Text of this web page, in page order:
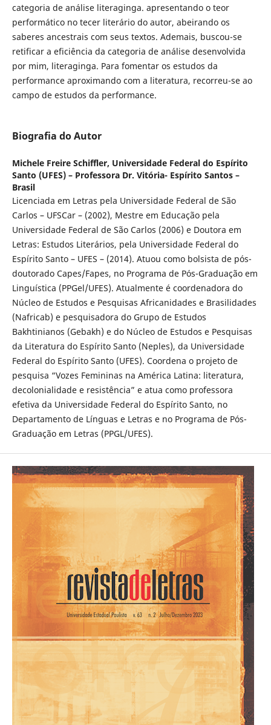
categoria de análise literaginga. apresentando o teor
performático no tecer literário do autor, abeirando os
saberes ancestrais com seus textos. Ademais, buscou-se
retificar a eficiência da categoria de análise desenvolvida
por mim, literaginga. Para fomentar os estudos da
performance aproximando com a literatura, recorreu-se ao
campo de estudos da performance.
Biografia do Autor
Michele Freire Schiffler, Universidade Federal do Espírito
Santo (UFES) – Professora Dr. Vitória- Espírito Santos –
Brasil
Licenciada em Letras pela Universidade Federal de São
Carlos – UFSCar – (2002), Mestre em Educação pela
Universidade Federal de São Carlos (2006) e Doutora em
Letras: Estudos Literários, pela Universidade Federal do
Espírito Santo – UFES – (2014). Atuou como bolsista de pós-
doutorado Capes/Fapes, no Programa de Pós-Graduação em
Linguística (PPGel/UFES). Atualmente é coordenadora do
Núcleo de Estudos e Pesquisas Africanidades e Brasilidades
(Nafricab) e pesquisadora do Grupo de Estudos
Bakhtinianos (Gebakh) e do Núcleo de Estudos e Pesquisas
da Literatura do Espírito Santo (Neples), da Universidade
Federal do Espírito Santo (UFES). Coordena o projeto de
pesquisa “Vozes Femininas na América Latina: literatura,
decolonialidade e resistência” e atua como professora
efetiva da Universidade Federal do Espírito Santo, no
Departamento de Línguas e Letras e no Programa de Pós-
Graduação em Letras (PPGL/UFES).